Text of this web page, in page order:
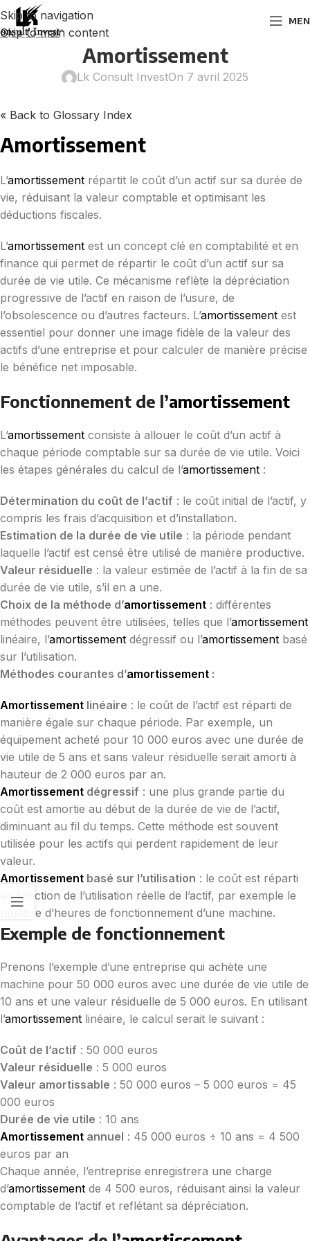
Skip to navigation
Skip to main content
Amortissement
Lk Consult InvestOn 7 avril 2025
« Back to Glossary Index
Amortissement
L’amortissement répartit le coût d’un actif sur sa durée de
vie, réduisant la valeur comptable et optimisant les
déductions fiscales.
L’amortissement est un concept clé en comptabilité et en
finance qui permet de répartir le coût d’un actif sur sa
durée de vie utile. Ce mécanisme reflète la dépréciation
progressive de l’actif en raison de l’usure, de
l’obsolescence ou d’autres facteurs. L’amortissement est
essentiel pour donner une image fidèle de la valeur des
actifs d’une entreprise et pour calculer de manière précise
le bénéfice net imposable.
Fonctionnement de l’amortissement
L’amortissement consiste à allouer le coût d’un actif à
chaque période comptable sur sa durée de vie utile. Voici
les étapes générales du calcul de l’amortissement :
Détermination du coût de l’actif : le coût initial de l’actif, y
compris les frais d’acquisition et d’installation.
Estimation de la durée de vie utile : la période pendant
laquelle l’actif est censé être utilisé de manière productive.
Valeur résiduelle : la valeur estimée de l’actif à la fin de sa
durée de vie utile, s’il en a une.
Choix de la méthode d’amortissement : différentes
méthodes peuvent être utilisées, telles que l’amortissement
linéaire, l’amortissement dégressif ou l’amortissement basé
sur l’utilisation.
Méthodes courantes d’amortissement :
Amortissement linéaire : le coût de l’actif est réparti de
manière égale sur chaque période. Par exemple, un
équipement acheté pour 10 000 euros avec une durée de
vie utile de 5 ans et sans valeur résiduelle serait amorti à
hauteur de 2 000 euros par an.
Amortissement dégressif : une plus grande partie du
coût est amortie au début de la durée de vie de l’actif,
diminuant au fil du temps. Cette méthode est souvent
utilisée pour les actifs qui perdent rapidement de leur
valeur.
Amortissement basé sur l’utilisation : le coût est réparti
en fonction de l’utilisation réelle de l’actif, par exemple le
nombre d’heures de fonctionnement d’une machine.
Exemple de fonctionnement
Prenons l’exemple d’une entreprise qui achète une
machine pour 50 000 euros avec une durée de vie utile de
10 ans et une valeur résiduelle de 5 000 euros. En utilisant
l’amortissement linéaire, le calcul serait le suivant :
Coût de l’actif : 50 000 euros
Valeur résiduelle : 5 000 euros
Valeur amortissable : 50 000 euros – 5 000 euros = 45
000 euros
Durée de vie utile : 10 ans
Amortissement annuel : 45 000 euros ÷ 10 ans = 4 500
euros par an
Chaque année, l’entreprise enregistrera une charge
d’amortissement de 4 500 euros, réduisant ainsi la valeur
comptable de l’actif et reflétant sa dépréciation.